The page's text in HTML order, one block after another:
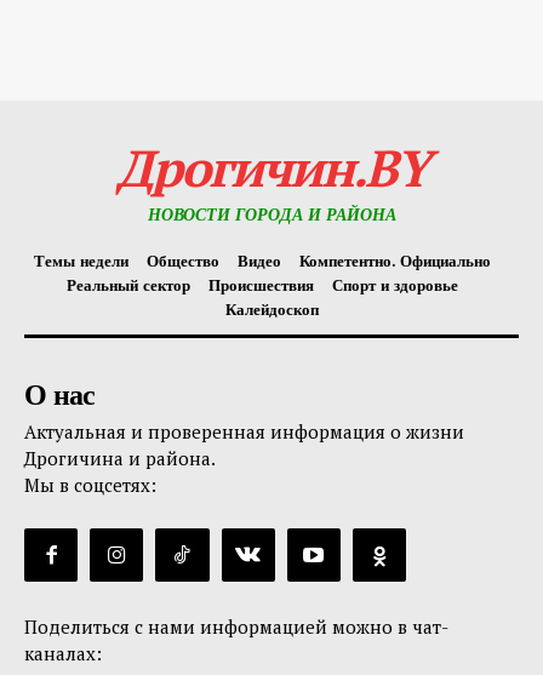
Дрогичин.BY
НОВОСТИ ГОРОДА И РАЙОНА
Темы недели Общество Видео
Компетентно. Официально
Реальный сектор
Происшествия
Спорт и здоровье
Калейдоскоп
О нас
Актуальная и проверенная информация о жизни
Дрогичина и района.
Мы в соцсетях:
Поделиться с нами информацией можно в чат-
каналах: